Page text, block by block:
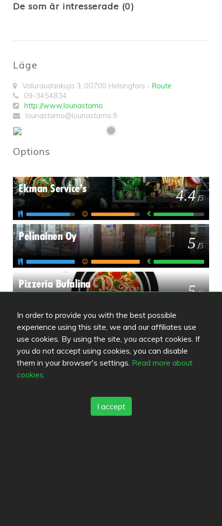
In order to provide you with the best possible
experience using this site, we and our affiliates use
use cookies. By using the site, you accept cookies. If
you do not accept using cookies, you can disable
them in your browser's settings. Read more about
cookies.
I accept
De som är intresserade (0)
Läge
Valuraudankuja 3, 00700 Helsingfors - Route
09-3454834
http://www.lounastamo
lounastamo@lounastamo.fi
Options
Ekman Service's 4.4 /5
Pelinainen Oy 5 /5
Pizzeria Bufalina 5 /5
Review color legend